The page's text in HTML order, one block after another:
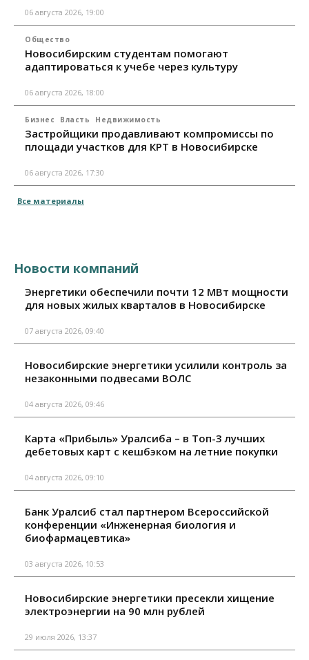
06 августа 2026, 19:00
Общество
Новосибирским студентам помогают
адаптироваться к учебе через культуру
06 августа 2026, 18:00
Бизнес Власть Недвижимость
Застройщики продавливают компромиссы по
площади участков для КРТ в Новосибирске
06 августа 2026, 17:30
Все материалы
Новости компаний
Энергетики обеспечили почти 12 МВт мощности
для новых жилых кварталов в Новосибирске
07 августа 2026, 09:40
Новосибирские энергетики усилили контроль за
незаконными подвесами ВОЛС
04 августа 2026, 09:46
Карта «Прибыль» Уралсиба – в Топ-3 лучших
дебетовых карт с кешбэком на летние покупки
04 августа 2026, 09:10
Банк Уралсиб стал партнером Всероссийской
конференции «Инженерная биология и
биофармацевтика»
03 августа 2026, 10:53
Новосибирские энергетики пресекли хищение
электроэнергии на 90 млн рублей
29 июля 2026, 13:37